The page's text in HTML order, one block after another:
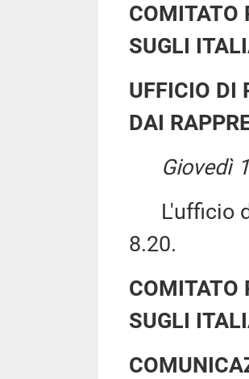
COMITATO
SUGLI
UFFICIO DI
DAI
Giovedì
L'ufficio
8.20.
COMITATO
SUGLI